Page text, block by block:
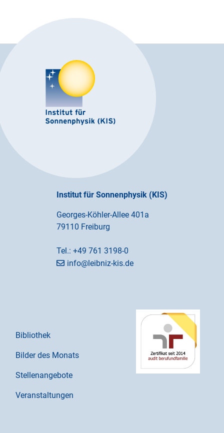
Institut für Sonnenphysik (KIS)
Georges-Köhler-Allee 401a
79110 Freiburg
Tel.: +49 761 3198-0
info@leibniz-kis.de
Bibliothek
Bilder des Monats
Stellenangebote
Veranstaltungen